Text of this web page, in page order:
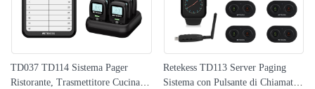
TD037 TD114 Sistema Pager
Ristorante, Trasmettitore Cucina e
Retekess TD113 Server Paging
Sistema con Pulsante di Chiamata